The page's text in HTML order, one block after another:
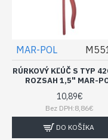
MAR-POL
RÚRKOVÝ KĽÚČ S TYP
ROZSAH 1,5" MAR-
10,89€
Bez DPH:8,86€
DO KOŠÍKA